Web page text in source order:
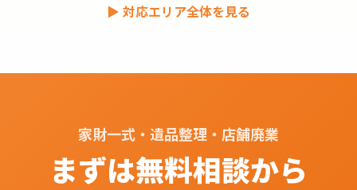
▶ 対応エリア全体を見る
家財一式・遺品整理・店舗廃業
まずは無料相談から